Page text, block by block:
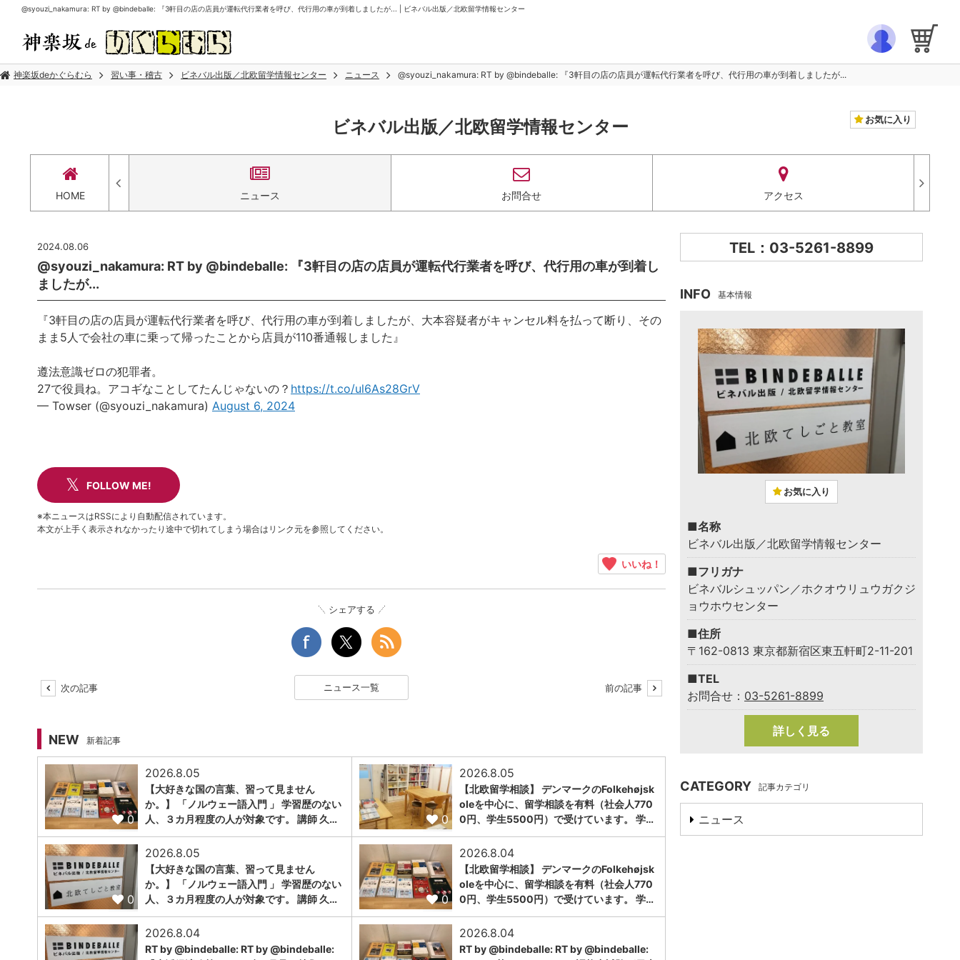
@syouzi_nakamura: RT by @bindeballe: 『3軒目の店の店員が運転代行業者を呼び、代行用の車が到着しましたが... | ビネバル出版／北欧留学情報センター
神楽坂deかぐらむら 習い事・稽古 ビネバル出版／北欧留学情報センター ニュース @syouzi_nakamura: RT by @bindeballe: 『3軒目の店の店員が運転代行業者を呼び、代行用の車が到着しましたが...
ビネバル出版／北欧留学情報センター お気に入り
HOME ニュース お問合せ アクセス
2024.08.06
@syouzi_nakamura: RT by @bindeballe: 『3軒目の店の店員が運転代行業者を呼び、代行用の車が到着し
ましたが...
『3軒目の店の店員が運転代行業者を呼び、代行用の車が到着しましたが、大本容疑者がキャンセル料を払って断り、その
まま5人で会社の車に乗って帰ったことから店員が110番通報しました』
遵法意識ゼロの犯罪者。
27で役員ね。アコギなことしてたんじゃないの？ https://t.co/ul6As28GrV
— Towser (@syouzi_nakamura) August 6, 2024
FOLLOW ME!
※本ニュースはRSSにより自動配信されています。
本文が上手く表示されなかったり途中で切れてしまう場合はリンク元を参照してください。
いいね！
シェアする
次の記事 ニュース一覧 前の記事
NEW 新着記事
0
2026.8.05
【大好きな国の言葉、習って見ません
か。】 「ノルウェー語入門 」 学習歴のない
人、３カ月程度の人が対象です。 講師 久…
0
2026.8.05
【北欧留学相談】 デンマークのFolkehøjsk
oleを中心に、留学相談を有料（社会人770
0円、学生5500円）で受けています。 学…
0
2026.8.05
【大好きな国の言葉、習って見ません
か。】 「ノルウェー語入門 」 学習歴のない
人、３カ月程度の人が対象です。 講師 久…
0
2026.8.04
【北欧留学相談】 デンマークのFolkehøjsk
oleを中心に、留学相談を有料（社会人770
0円、学生5500円）で受けています。 学…
2026.8.04
RT by @bindeballe: RT by @bindeballe:
2026.8.04
RT by @bindeballe: RT by @bindeballe:
TEL：03-5261-8899
INFO 基本情報
お気に入り
■名称
ビネバル出版／北欧留学情報センター
■フリガナ
ビネバルシュッパン／ホクオウリュウガクジ
ョウホウセンター
■住所
〒162-0813 東京都新宿区東五軒町2-11-201
■TEL
お問合せ： 03-5261-8899
詳しく見る
CATEGORY 記事カテゴリ
ニュース